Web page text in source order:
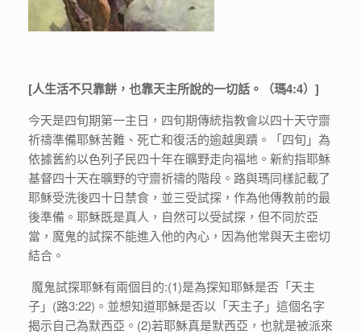
[人生活不只靠餅，也靠天主所說的一切話。（瑪4:4）]
今天是四旬期第一主日，四旬期傳統指教會以四十天守齋
祈禱準備耶穌苦難、死亡和復活的逾越奧蹟。「四旬」為
依據舊約以色列子民四十年在曠野走向福地。新約指耶穌
基督四十天在曠野的守齋祈禱的階段。路與瑪同樣記載了
耶穌受洗後四十日禁食，並三受試探，作為他傳教前的最
後準備。耶穌既是真人，自然可以受試探，但不同於亞
當，魔鬼的試探不能進入他的內心，因為他常與天主密切
結合。
魔鬼試探耶穌有兩個目的:(1)是為探知耶穌是否「天主
子」(路3:22)。並想知道耶穌是否以「天主子」這個名字
揭示自己為默西亞。(2)若耶穌真是默西亞，也就是被派來